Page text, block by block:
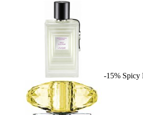
-15% Spicy